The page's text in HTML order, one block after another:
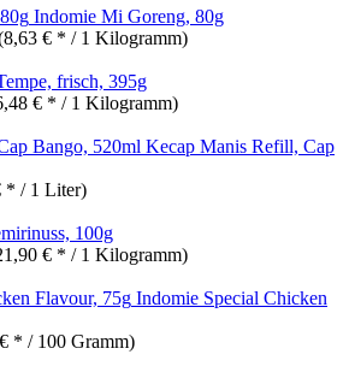
Indomie Mi Goreng, 80g
€ * / 1 Kilogramm)
frisch, 395g
€ * / 1 Kilogramm)
Kecap Manis Refill, Cap
* / 1 Liter)
100g
€ * / 1 Kilogramm)
Indomie Special Chicken
* / 100 Gramm)